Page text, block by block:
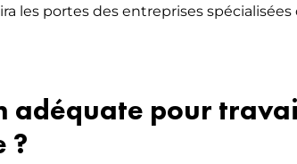
les portes des entreprises
adéquate pour
?